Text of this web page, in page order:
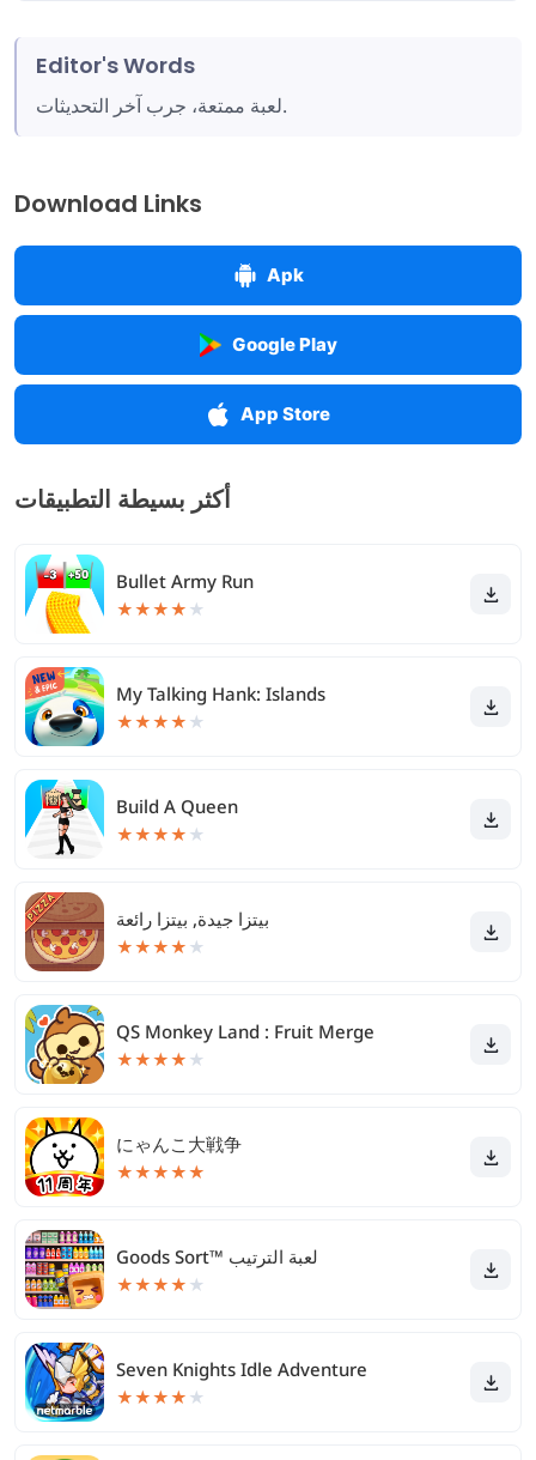
Editor's Words
لعبة ممتعة، جرب آخر التحديثات.
Download Links
Apk
Google Play
App Store
أكثر بسيطة التطبيقات
Bullet Army Run
★★★★ ★
My Talking Hank: Islands
★★★★ ★
Build A Queen
★★★★ ★
★★★★ ★
QS Monkey Land : Fruit Merge
★★★★ ★
にゃんこ大戦争
★★★★★
Goods Sort™ لعبة الترتيب
★★★★ ★
Seven Knights Idle Adventure
★★★★ ★